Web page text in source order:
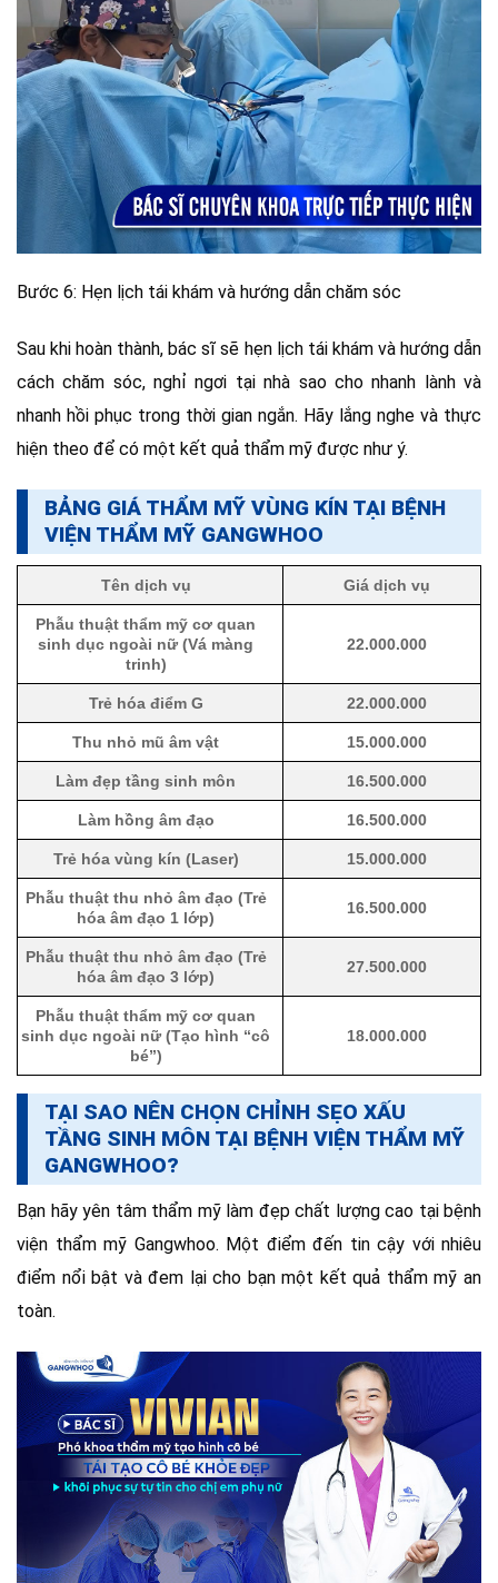
Bước 6: Hẹn lịch tái khám và hướng dẫn chăm sóc
Sau khi hoàn thành, bác sĩ sẽ hẹn lịch tái khám và hướng dẫn
cách chăm sóc, nghỉ ngơi tại nhà sao cho nhanh lành và
nhanh hồi phục trong thời gian ngắn. Hãy lắng nghe và thực
hiện theo để có một kết quả thẩm mỹ được như ý.
BẢNG GIÁ THẨM MỸ VÙNG KÍN TẠI BỆNH
VIỆN THẨM MỸ GANGWHOO
Tên dịch vụ Giá dịch vụ
Phẫu thuật thẩm mỹ cơ quan
sinh dục ngoài nữ (Vá màng
trinh)
22.000.000
Trẻ hóa điểm G 22.000.000
Thu nhỏ mũ âm vật 15.000.000
Làm đẹp tầng sinh môn 16.500.000
Làm hồng âm đạo 16.500.000
Trẻ hóa vùng kín (Laser) 15.000.000
Phẫu thuật thu nhỏ âm đạo (Trẻ
hóa âm đạo 1 lớp)
16.500.000
Phẫu thuật thu nhỏ âm đạo (Trẻ
hóa âm đạo 3 lớp)
27.500.000
Phẫu thuật thẩm mỹ cơ quan
sinh dục ngoài nữ (Tạo hình “cô
bé”)
18.000.000
TẠI SAO NÊN CHỌN CHỈNH SẸO XẤU
TẦNG SINH MÔN TẠI BỆNH VIỆN THẨM MỸ
GANGWHOO?
Bạn hãy yên tâm thẩm mỹ làm đẹp chất lượng cao tại bệnh
viện thẩm mỹ Gangwhoo. Một điểm đến tin cậy với nhiêu
điểm nổi bật và đem lại cho bạn một kết quả thẩm mỹ an
toàn.